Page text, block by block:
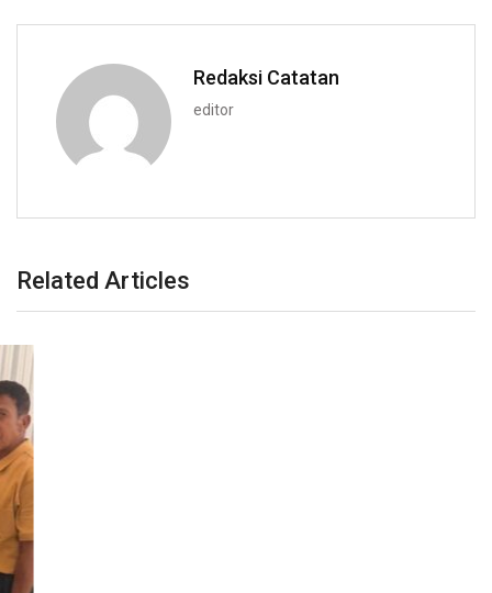
Redaksi Catatan
editor
Related Articles